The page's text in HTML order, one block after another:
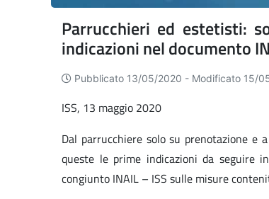
Parrucchieri ed estetisti:
indicazioni nel documento
Pubblicato 13/05/2020 - Modificato 15/
ISS, 13 maggio 2020
Dal parrucchiere solo su prenotazione
queste le prime indicazioni da seguire
congiunto INAIL – ISS sulle misure